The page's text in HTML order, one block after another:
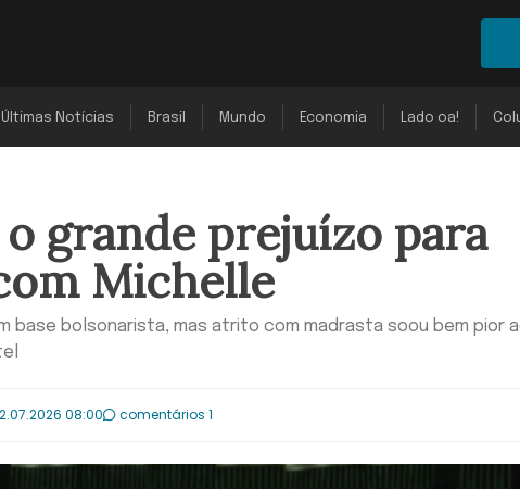
Últimas Notícias Brasil Mundo Economia Lado oa!
grande prejuízo para
Michelle
base bolsonarista, mas atrito com madrasta soou bem pior
08:00 comentários 1